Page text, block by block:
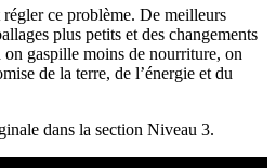
ce problème. De meilleurs
plus petits et des changements
gaspille moins de nourriture, on
de la terre, de l’énergie et du
dans la section Niveau 3.